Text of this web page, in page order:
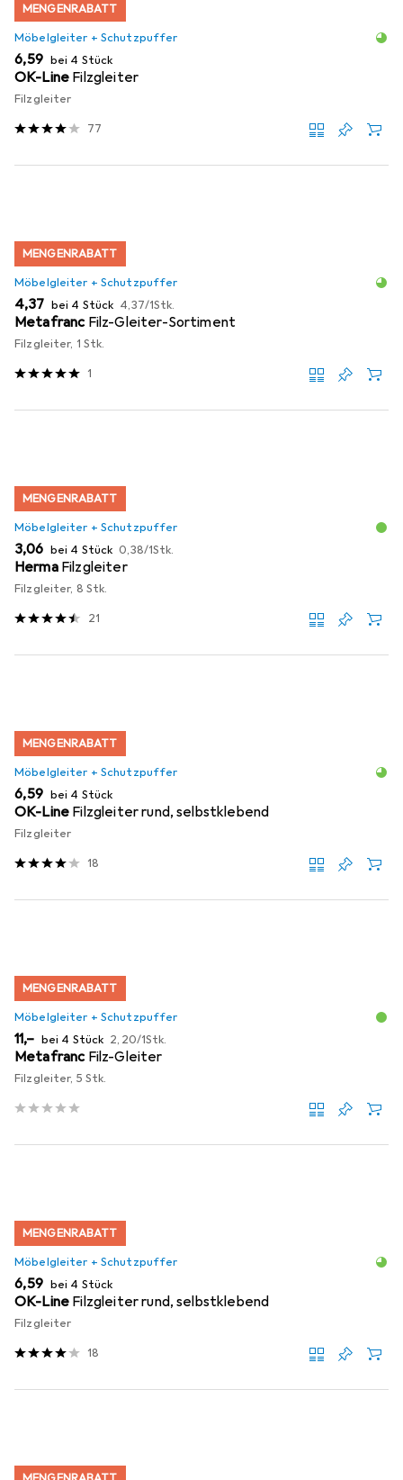
MENGENRABATT
Möbelgleiter + Schutzpuffer
EUR
6,59 bei 4 Stück
OK-Line Filzgleiter
Filzgleiter
77
MENGENRABATT
Möbelgleiter + Schutzpuffer
EUR
4,37 bei 4 Stück EUR
4,37/1Stk.
Metafranc Filz-Gleiter-Sortiment
Filzgleiter, 1 Stk.
1
MENGENRABATT
Möbelgleiter + Schutzpuffer
EUR
3,06 bei 4 Stück EUR
0,38/1Stk.
Herma Filzgleiter
Filzgleiter, 8 Stk.
21
MENGENRABATT
Möbelgleiter + Schutzpuffer
EUR
6,59 bei 4 Stück
OK-Line Filzgleiter rund, selbstklebend
Filzgleiter
18
MENGENRABATT
Möbelgleiter + Schutzpuffer
EUR
11,– bei 4 Stück EUR
2,20/1Stk.
Metafranc Filz-Gleiter
Filzgleiter, 5 Stk.
MENGENRABATT
Möbelgleiter + Schutzpuffer
EUR
6,59 bei 4 Stück
OK-Line Filzgleiter rund, selbstklebend
Filzgleiter
18